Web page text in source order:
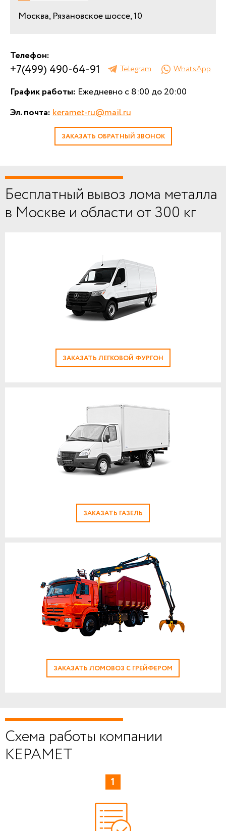
Москва, Рязановское шоссе, 10
Телефон:
+7(499) 490-64-91 Telegram WhatsApp
График работы: Ежедневно с 8:00 до 20:00
Эл. почта:keramet-ru@mail.ru
ЗАКАЗАТЬ ОБРАТНЫЙ ЗВОНОК
Бесплатный вывоз лома металла
в Москве и области от 300 кг
ЗАКАЗАТЬ ЛЕГКОВОЙ ФУРГОН
ЗАКАЗАТЬ ГАЗЕЛЬ
ЗАКАЗАТЬ ЛОМОВОЗ С ГРЕЙФЕРОМ
Схема работы компании
КЕРАМЕТ